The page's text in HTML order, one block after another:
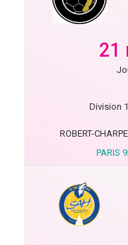
21
Division
ROBERT-
PARIS